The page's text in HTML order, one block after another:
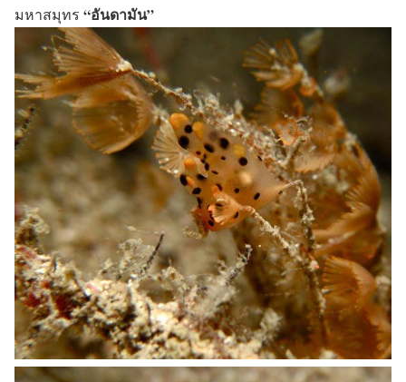
มหาสมุทร “อันดามัน”